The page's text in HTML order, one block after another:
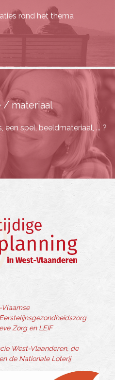
rond het thema
/ materiaal
een spel, beeldmateriaal, ... ?
Zorg en LEIF
West-Vlaanderen, de
de Nationale Loterij